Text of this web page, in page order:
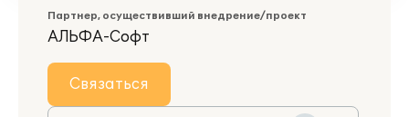
Партнер, осуществивший внедрение/проект
АЛЬФА-Софт
Связаться